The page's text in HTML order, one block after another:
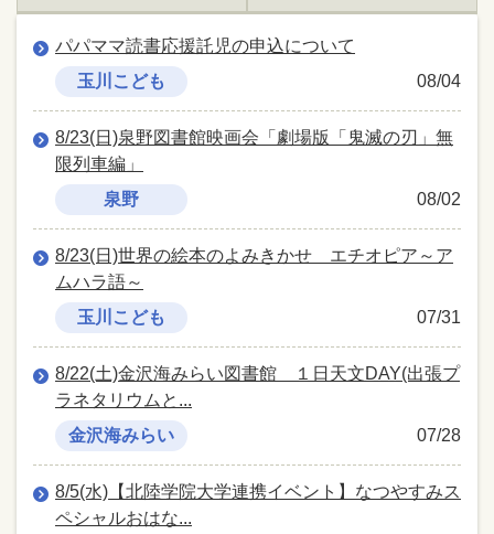
パパママ読書応援託児の申込について
08/04
玉川こども
8/23(日)泉野図書館映画会「劇場版「鬼滅の刃」無
限列車編」
08/02
泉野
8/23(日)世界の絵本のよみきかせ エチオピア～ア
ムハラ語～
07/31
玉川こども
8/22(土)金沢海みらい図書館 １日天文DAY(出張プ
ラネタリウムと...
07/28
金沢海みらい
8/5(水)【北陸学院大学連携イベント】なつやすみス
ペシャルおはな...